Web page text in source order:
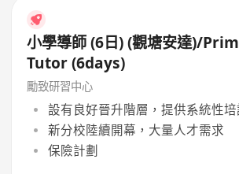
小學導師 (6日) (觀塘安達)/
Tutor (6days)
勵致研習中心
設有良好晉升階層，提供系統性培
新分校陸續開幕，大量人才需求
保險計劃